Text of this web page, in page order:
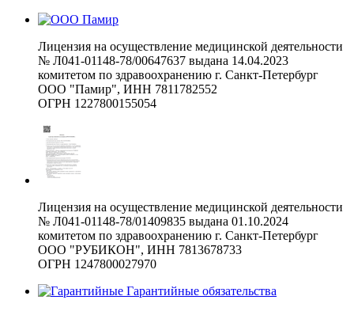
Лицензия на осуществление медицинской деятельности
№ Л041-01148-78/00647637 выдана 14.04.2023
комитетом по здравоохранению г. Санкт-Петербург
ООО "Памир", ИНН 7811782552
ОГРН 1227800155054
Лицензия на осуществление медицинской деятельности
№ Л041-01148-78/01409835 выдана 01.10.2024
комитетом по здравоохранению г. Санкт-Петербург
ООО "РУБИКОН", ИНН 7813678733
ОГРН 1247800027970
Гарантийные обязательства